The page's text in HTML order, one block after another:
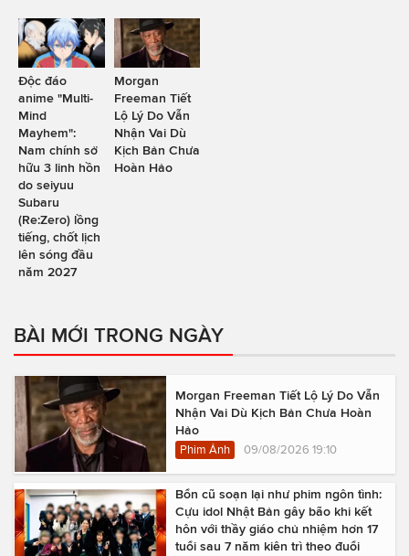
Độc đáo
anime "Multi-
Mind
Mayhem":
Nam chính sở
hữu 3 linh hồn
do seiyuu
Subaru
(Re:Zero) lồng
tiếng, chốt lịch
lên sóng đầu
năm 2027
Morgan
Freeman Tiết
Lộ Lý Do Vẫn
Nhận Vai Dù
Kịch Bản Chưa
Hoàn Hảo
BÀI MỚI TRONG NGÀY
Morgan Freeman Tiết Lộ Lý Do Vẫn
Nhận Vai Dù Kịch Bản Chưa Hoàn
Hảo
Phim Ảnh 09/08/2026 19:10
Bổn cũ soạn lại như phim ngôn tình:
Cựu idol Nhật Bản gây bão khi kết
hôn với thầy giáo chủ nhiệm hơn 17
tuổi sau 7 năm kiên trì theo đuổi